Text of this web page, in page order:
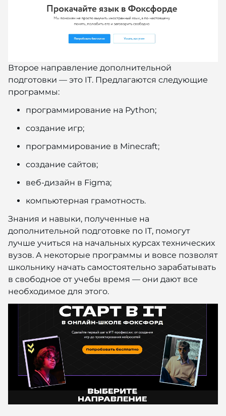
Второе направление дополнительной
подготовки — это IT. Предлагаются следующие
программы:
программирование на Python;
создание игр;
программирование в Minecraft;
создание сайтов;
веб-дизайн в Figma;
компьютерная грамотность.
Знания и навыки, полученные на
дополнительной подготовке по IT, помогут
лучше учиться на начальных курсах технических
вузов. А некоторые программы и вовсе позволят
школьнику начать самостоятельно зарабатывать
в свободное от учебы время — они дают все
необходимое для этого.